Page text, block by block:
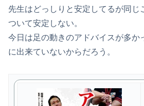
先生はどっしりと安定してるが同じ
ついて安定しない。
今日は足の動きのアドバイスが多か
に出来ていないからだろう。